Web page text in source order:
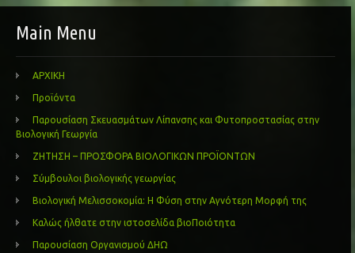
Main Menu
ΑΡΧΙΚΗ
Προϊόντα
Παρουσίαση Σκευασμάτων Λίπανσης και Φυτοπροστασίας στην
Βιολογική Γεωργία
ΖΗΤΗΣΗ – ΠΡΟΣΦΟΡΑ ΒΙΟΛΟΓΙΚΩΝ ΠΡΟΪΟΝΤΩΝ
Σύμβουλοι βιολογικής γεωργίας
Βιολογική Μελισσοκομία: Η Φύση στην Αγνότερη Μορφή της
Καλώς ήλθατε στην ιστοσελίδα βιοΠοιότητα
Παρουσίαση Οργανισμού ΔΗΩ